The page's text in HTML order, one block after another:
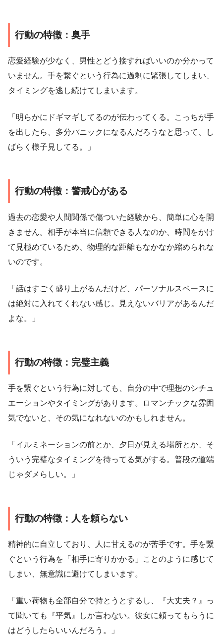
行動の特徴：奥手
恋愛経験が少なく、男性とどう接すればいいのか分かって
いません。手を繋ぐという行為に過剰に緊張してしまい、
タイミングを逃し続けてしまいます。
「明らかにドギマギしてるのが伝わってくる。こっちが手
を出したら、多分パニックになるんだろうなと思って、し
ばらく様子見してる。」
行動の特徴：警戒心がある
過去の恋愛や人間関係で傷ついた経験から、簡単に心を開
きません。相手が本当に信頼できる人なのか、時間をかけ
て見極めているため、物理的な距離もなかなか縮められな
いのです。
「話はすごく盛り上がるんだけど、パーソナルスペースに
は絶対に入れてくれない感じ。見えないバリアがあるんだ
よな。」
行動の特徴：完璧主義
手を繋ぐという行為に対しても、自分の中で理想のシチュ
エーションやタイミングがあります。ロマンチックな雰囲
気でないと、その気になれないのかもしれません。
「イルミネーションの前とか、夕日が見える場所とか、そ
ういう完璧なタイミングを待ってる気がする。普段の道端
じゃダメらしい。」
行動の特徴：人を頼らない
精神的に自立しており、人に甘えるのが苦手です。手を繋
ぐという行為を「相手に寄りかかる」ことのように感じて
しまい、無意識に避けてしまいます。
「重い荷物も全部自分で持とうとするし、『大丈夫？』っ
て聞いても『平気』しか言わない。彼女に頼ってもらうに
はどうしたらいいんだろう。」